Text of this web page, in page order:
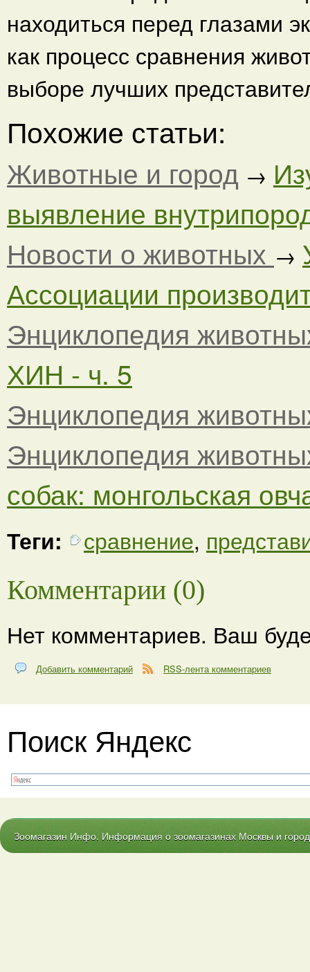
находиться перед глазами
как процесс сравнения
выборе лучших
Похожие статьи:
Животные и город →
выявление
Новости о животных →
Ассоциации
Энциклопедия
ХИН - ч. 5
Энциклопедия
Энциклопедия
собак: монгольская
Теги: сравнение,
Комментарии (0)
Нет комментариев. Ваш
Добавить комментарий RSS-лента комментариев
Поиск Яндекс
Зоомагазин Инфо. Информация о зоомагазинах Москвы и